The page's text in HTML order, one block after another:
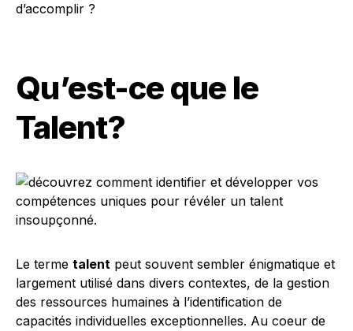
d’accomplir ?
Qu’est-ce que le
Talent?
Le terme talent peut souvent sembler énigmatique et
largement utilisé dans divers contextes, de la gestion
des ressources humaines à l’identification de
capacités individuelles exceptionnelles. Au coeur de